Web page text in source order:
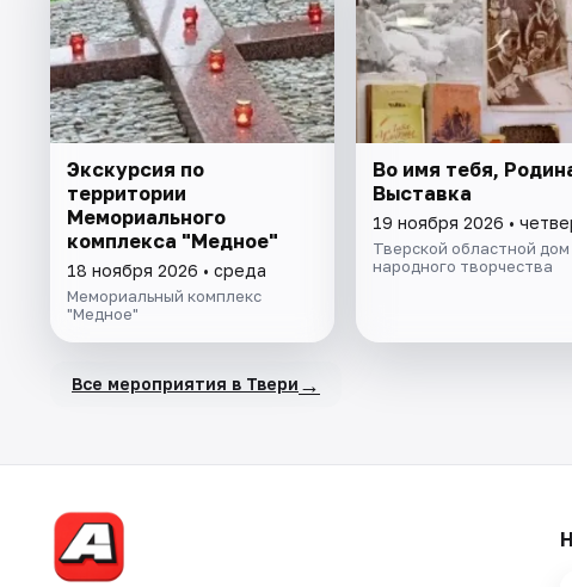
Экскурсия по
территории
Мемориального
комплекса "Медное"
18 ноября 2026 • среда
Мемориальный комплекс
"Медное"
Во имя тебя,
Выставка
19 ноября 2026 •
Тверской областной дом
народного творчества
Все мероприятия в Твери →